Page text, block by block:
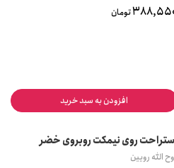
تومان
افزودن به سبد خرید
روی نیمکت روبروی خضر
الله رویین